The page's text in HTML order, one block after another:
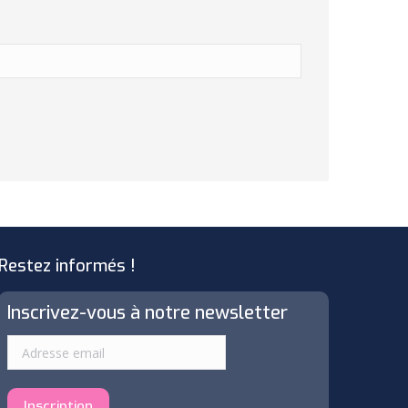
Restez informés !
Inscrivez-vous à notre newsletter